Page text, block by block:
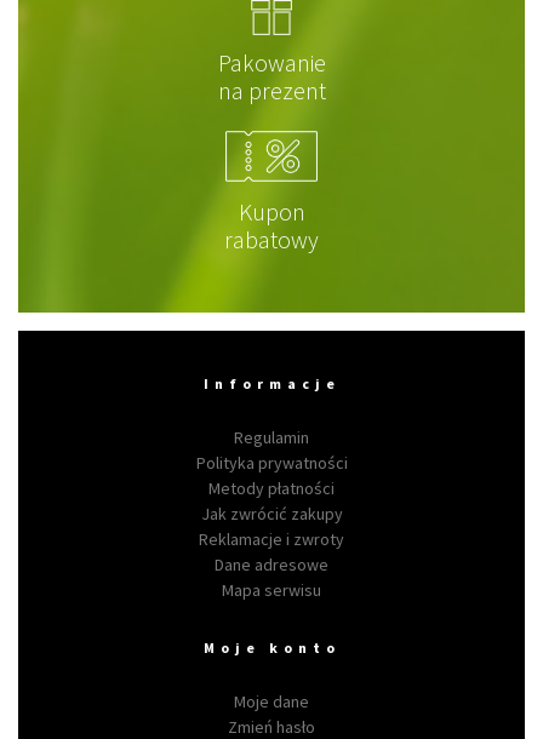
Pakowanie
na prezent
Kupon
rabatowy
Informacje
Regulamin
Polityka prywatności
Metody płatności
Jak zwrócić zakupy
Reklamacje i zwroty
Dane adresowe
Mapa serwisu
Moje konto
Moje dane
Zmień hasło